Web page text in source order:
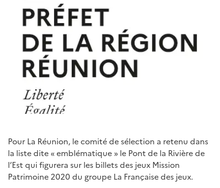
Pour La Réunion, le comité de sélection a retenu dans
la liste dite « emblématique » le Pont de la Rivière de
l’Est qui figurera sur les billets des jeux Mission
Patrimoine 2020 du groupe La Française des jeux.